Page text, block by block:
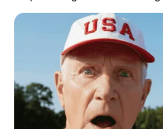
🛡️ Unificação das pautas
Agentes Comunitários de